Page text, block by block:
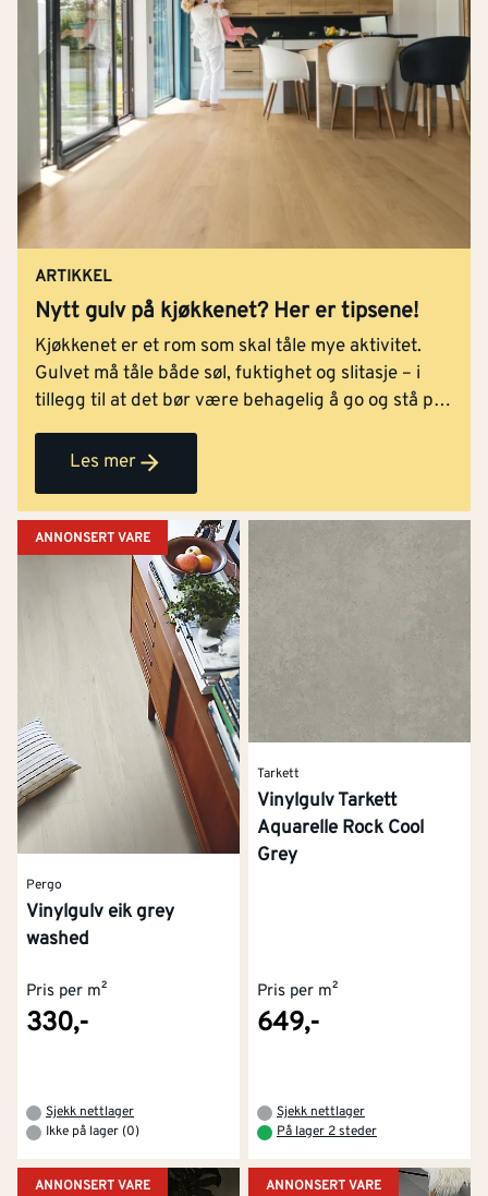
ARTIKKEL
Nytt gulv på kjøkkenet? Her er tipsene!
Kjøkkenet er et rom som skal tåle mye aktivitet.
Gulvet må tåle både søl, fuktighet og slitasje – i
tillegg til at det bør være behagelig å go og stå på.
Hvilke hensyn må du ta?
Les mer
ANNONSERT VARE
Pergo
Vinylgulv eik grey
washed
Pris per m²
330,-
Sjekk nettlager
Ikke på lager (0)
Tarkett
Vinylgulv Tarkett
Aquarelle Rock Cool
Grey
Pris per m²
649,-
Sjekk nettlager
På lager 2 steder
ANNONSERT VARE ANNONSERT VARE